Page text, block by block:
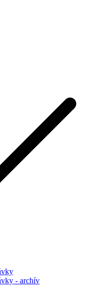
- archív